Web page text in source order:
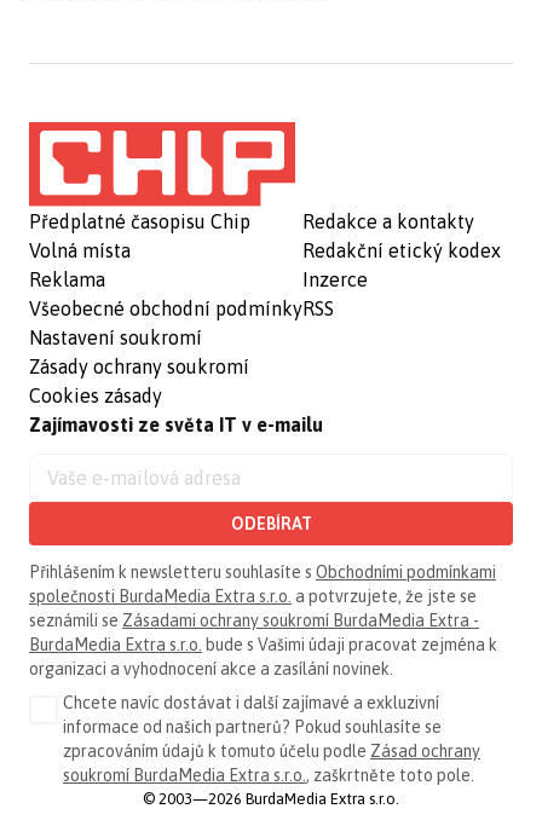
Předplatné časopisu Chip
Volná místa
Reklama
Všeobecné obchodní podmínky
Nastavení soukromí
Zásady ochrany soukromí
Cookies zásady
Redakce a kontakty
Redakční etický kodex
Inzerce
RSS
Zajímavosti ze světa IT v e-mailu
ODEBÍRAT
Přihlášením k newsletteru souhlasíte s Obchodními podmínkami
společnosti BurdaMedia Extra s.r.o. a potvrzujete, že jste se
seznámili se Zásadami ochrany soukromí BurdaMedia Extra -
BurdaMedia Extra s.r.o. bude s Vašimi údaji pracovat zejména k
organizaci a vyhodnocení akce a zasílání novinek.
Chcete navíc dostávat i další zajímavé a exkluzivní
informace od našich partnerů? Pokud souhlasíte se
zpracováním údajů k tomuto účelu podle Zásad ochrany
soukromí BurdaMedia Extra s.r.o. , zaškrtněte toto pole.
© 2003—2026 BurdaMedia Extra s.r.o.